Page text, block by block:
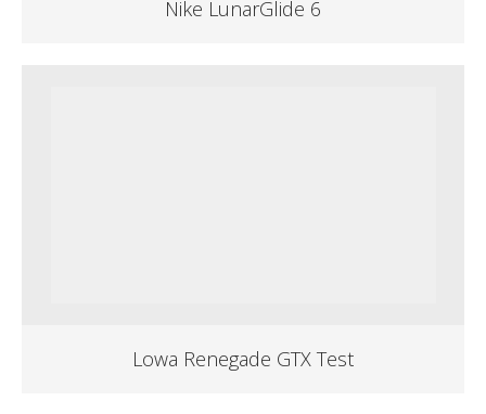
Nike LunarGlide 6
Lowa Renegade GTX Test